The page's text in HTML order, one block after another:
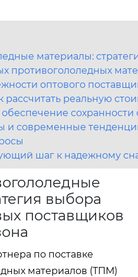
материалы:
противогололедных
оптового
рассчитать реальную
и современные
шаг к надежному
выбора
поставщиков
по поставке
материалов (ТПМ)